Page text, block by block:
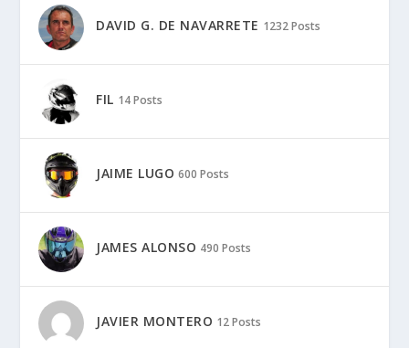
DAVID G. DE NAVARRETE 1232 Posts
FIL 14 Posts
JAIME LUGO 600 Posts
JAMES ALONSO 490 Posts
JAVIER MONTERO 12 Posts